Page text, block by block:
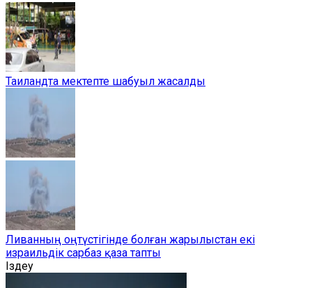
Таиландта мектепте шабуыл жасалды
Ливанның оңтүстігінде болған жарылыстан екі
израильдік сарбаз қаза тапты
Іздеу